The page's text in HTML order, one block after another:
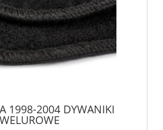
1998-2004 DYWANIKI
WELUROWE